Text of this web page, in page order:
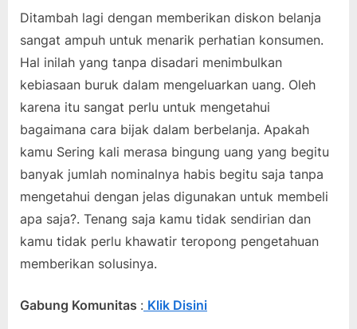
Ditambah lagi dengan memberikan diskon belanja
sangat ampuh untuk menarik perhatian konsumen.
Hal inilah yang tanpa disadari menimbulkan
kebiasaan buruk dalam mengeluarkan uang. Oleh
karena itu sangat perlu untuk mengetahui
bagaimana cara bijak dalam berbelanja. Apakah
kamu Sering kali merasa bingung uang yang begitu
banyak jumlah nominalnya habis begitu saja tanpa
mengetahui dengan jelas digunakan untuk membeli
apa saja?. Tenang saja kamu tidak sendirian dan
kamu tidak perlu khawatir teropong pengetahuan
memberikan solusinya.
Gabung Komunitas : Klik Disini